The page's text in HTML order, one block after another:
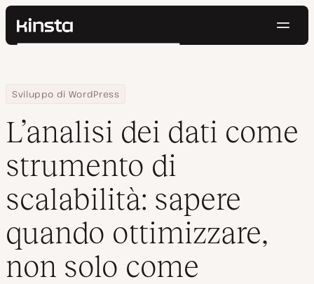
Kinsta®
Prezzi
Contatti
Cerca
Home
Centro Risorse
Blog
Sviluppo di WordPress
L’analisi dei dati come strumento di scalabilità: sapere quando
L’analisi dei dati come
strumento di
scalabilità: sapere
quando ottimizzare,
non solo come